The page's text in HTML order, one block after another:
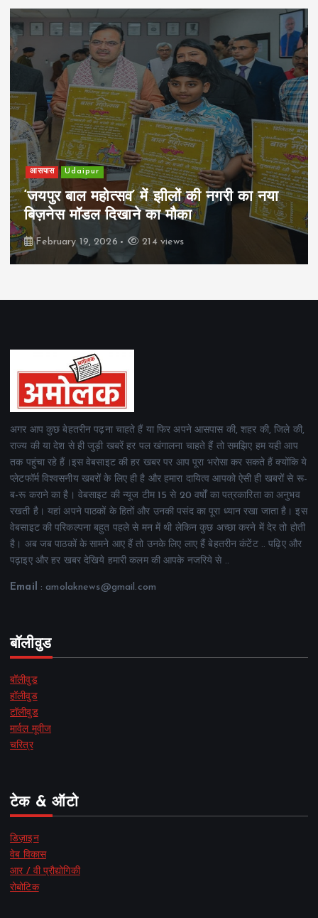
खेल Udaipur
पिम्स मेवाड़ कप 2026: क्रॉसवर्ड व आदित्यम
रियल स्टेट्स ने मुकाबले जीते
February 19, 2026 164 views
अगर आप कुछ बेहतरीन पढ़ना चाहते हैं या फिर अपने आसपास की, शहर की, जिले की,
राज्य की या देश से ही जुड़ी खबरें हर पल खंगालना चाहते हैं तो समझिए हम यही आप
तक पहुंचा रहे हैं।इस वेबसाइट की हर खबर पर आप पूरा भरोसा कर सकते हैं क्योंकि ये
प्लेटफॉर्म विश्वसनीय खबरों के लिए ही है और हमारा दायित्व आपको ऐसी ही खबरों से रू-
ब-रू कराने का है। वेबसाइट की न्यूज टीम 15 से 20 वर्षों का पत्रकारिता का अनुभव
रखती है। यहां अपने पाठकों के हितों और उनकी पसंद का पूरा ध्यान रखा जाता है। इस
वेबसाइट की परिकल्पना बहुत पहले से मन में थी लेकिन कुछ अच्छा करने में देर तो होती
है। अब जब पाठकों के सामने आए हैं तो उनके लिए लाए हैं बेहतरीन कंटेंट .. पढ़िए और
पढ़ाइए और हर खबर देखिये हमारी कलम की आपके नजरिये से ..
Email : amolaknews@gmail.com
बॉलीवुड
बॉलीवुड
हॉलीवुड
टॉलीवुड
मार्वल मूवीज
चरित्र
टेक & ऑटो
डिज़ाइन
वेब विकास
आर / वी प्रौद्योगिकी
रोबोटिक